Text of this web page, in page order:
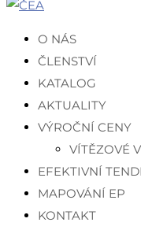
O NÁS
ČLENSTVÍ
KATALOG
AKTUALITY
VÝROČNÍ CENY
VÍTĚZOVÉ
EFEKTIVNÍ
MAPOVÁNÍ EP
KONTAKT